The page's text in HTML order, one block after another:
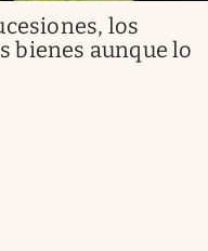
los
bienes aunque lo